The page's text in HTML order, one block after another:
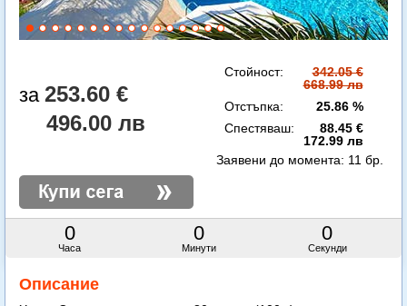
253.60 €
496.00 лв
Стойност:
342.05 €
668.99 лв
Отстъпка:
25.86 %
Спестяваш:
88.45 €
172.99 лв
0
Часа
0
Минути
0
Секунди
Заявени до момента: 11 бр.
Описание